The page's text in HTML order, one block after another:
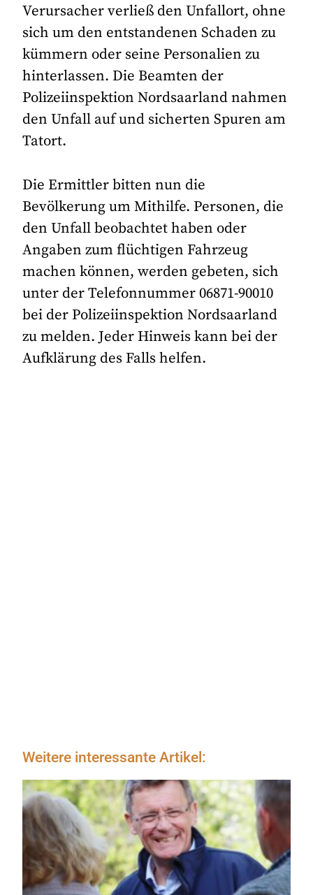
Verursacher verließ den Unfallort, ohne
sich um den entstandenen Schaden zu
kümmern oder seine Personalien zu
hinterlassen. Die Beamten der
Polizeiinspektion Nordsaarland nahmen
den Unfall auf und sicherten Spuren am
Tatort.
Die Ermittler bitten nun die
Bevölkerung um Mithilfe. Personen, die
den Unfall beobachtet haben oder
Angaben zum flüchtigen Fahrzeug
machen können, werden gebeten, sich
unter der Telefonnummer 06871-90010
bei der Polizeiinspektion Nordsaarland
zu melden. Jeder Hinweis kann bei der
Aufklärung des Falls helfen.
Weitere interessante Artikel: